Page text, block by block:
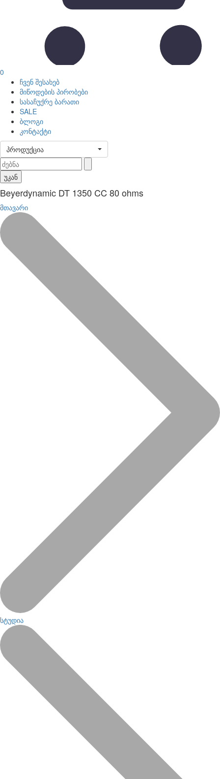
0
ჩვენ შესახებ
მიწოდების პირობები
სასაჩუქრე ბარათი
SALE
ბლოგი
კონტაქტი
პროდუქცია
უკან
Beyerdynamic DT 1350 CC 80 ohms
მთავარი
სტუდია